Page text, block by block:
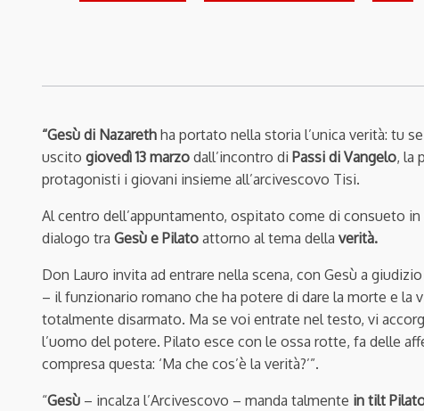
“Gesù di Nazareth ha portato nella storia l’unica verità: tu
uscito giovedì 13 marzo dall’incontro di Passi di Vangelo, la
protagonisti i giovani insieme all’arcivescovo Tisi.
Al centro dell’appuntamento, ospitato come di consueto
dialogo tra Gesù e Pilato attorno al tema della verità.
Don Lauro invita ad entrare nella scena, con Gesù a
– il funzionario romano che ha potere di dare la morte e la
totalmente disarmato. Ma se voi entrate nel testo, vi
l’uomo del potere. Pilato esce con le ossa rotte, fa delle
compresa questa: ‘Ma che cos’è la verità?’”.
“Gesù – incalza l’Arcivescovo – manda talmente in tilt